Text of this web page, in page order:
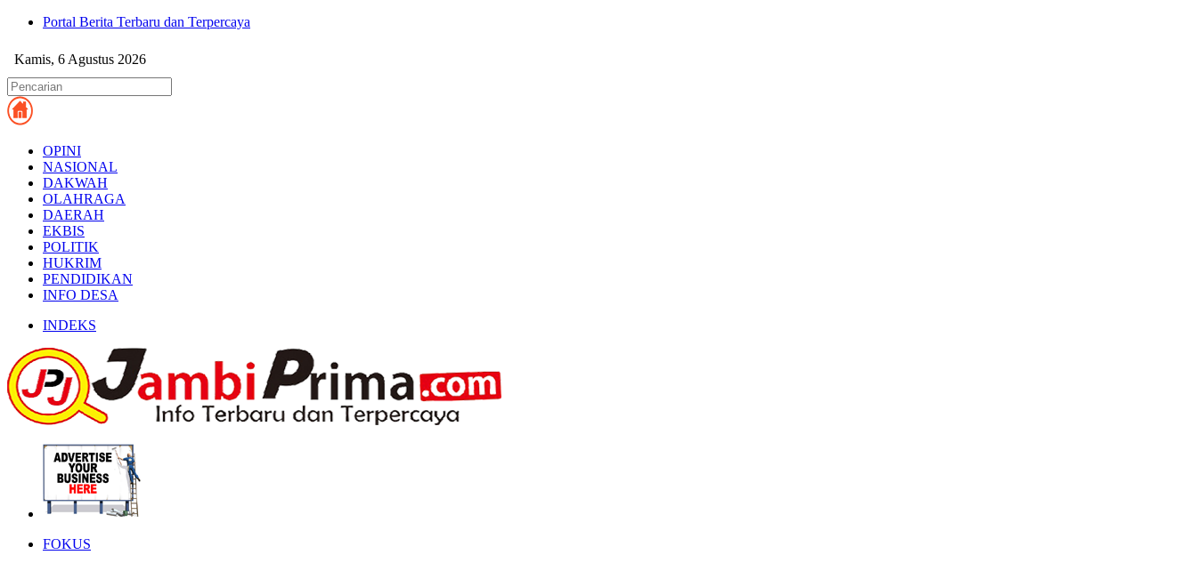
Portal Berita Terbaru dan Terpercaya
Kamis, 6 Agustus 2026
OPINI
NASIONAL
DAKWAH
OLAHRAGA
DAERAH
EKBIS
POLITIK
HUKRIM
PENDIDIKAN
INFO DESA
INDEKS
FOKUS